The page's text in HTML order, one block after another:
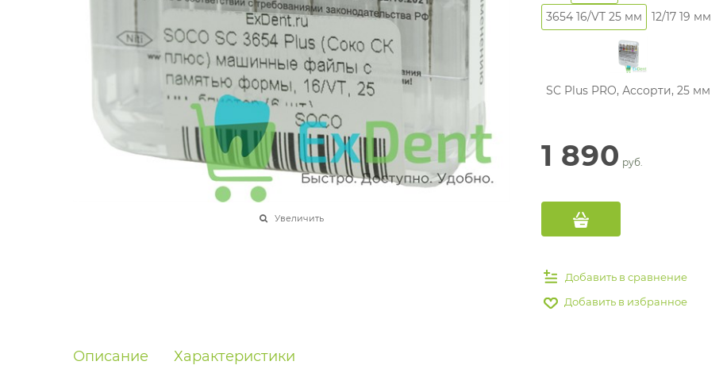
Увеличить
3654 16/VT 25 мм 12/17 19 мм
SC Plus PRO, Ассорти, 25 мм
1 890 руб.
Добавить в сравнение
Добавить в избранное
Описание Характеристики